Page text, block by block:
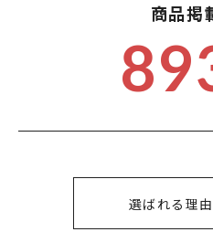
商品掲
選ばれる理